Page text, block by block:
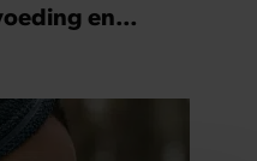
en